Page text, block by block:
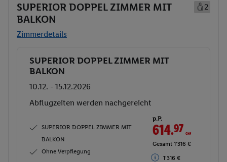
SUPERIOR DOPPEL ZIMMER MIT
BALKON
2
Zimmerdetails
Buchen
SUPERIOR DOPPEL ZIMMER MIT
BALKON
10.12. - 15.12.2026
Abflugzeiten werden nachgereicht
SUPERIOR DOPPEL ZIMMER MIT
BALKON
Ohne Verpflegung
p.P.
614.97 CHF
Gesamt 1'316 €
1'316 €